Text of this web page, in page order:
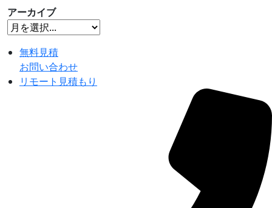
アーカイブ
無料見積
お問い合わせ
リモート見積もり